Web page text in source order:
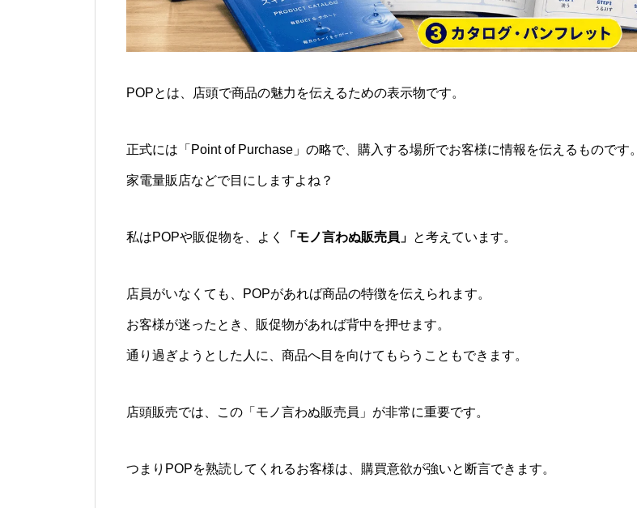
POPとは、店頭で商品の魅力を伝えるための表示物です。
正式には「Point of Purchase」の略で、購入する場所でお客様に情報を伝えるものです。
家電量販店などで目にしますよね？
私はPOPや販促物を、よく 「モノ言わぬ販売員」 と考えています。
店員がいなくても、POPがあれば商品の特徴を伝えられます。
お客様が迷ったとき、販促物があれば背中を押せます。
通り過ぎようとした人に、商品へ目を向けてもらうこともできます。
店頭販売では、この「モノ言わぬ販売員」が非常に重要です。
つまりPOPを熟読してくれるお客様は、購買意欲が強いと断言できます。